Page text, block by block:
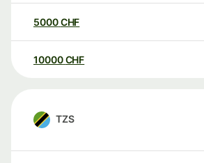
5000CHF
10000 CHF
TZS